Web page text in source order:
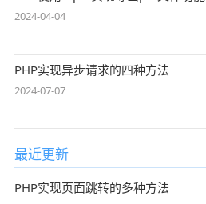
2024-04-04
PHP实现异步请求的四种方法
2024-07-07
最近更新
PHP实现页面跳转的多种方法